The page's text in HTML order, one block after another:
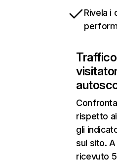
Rivela i
rispetto
gli
sul sito.
ricevuto